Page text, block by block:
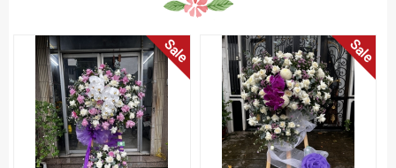
Sale Sale